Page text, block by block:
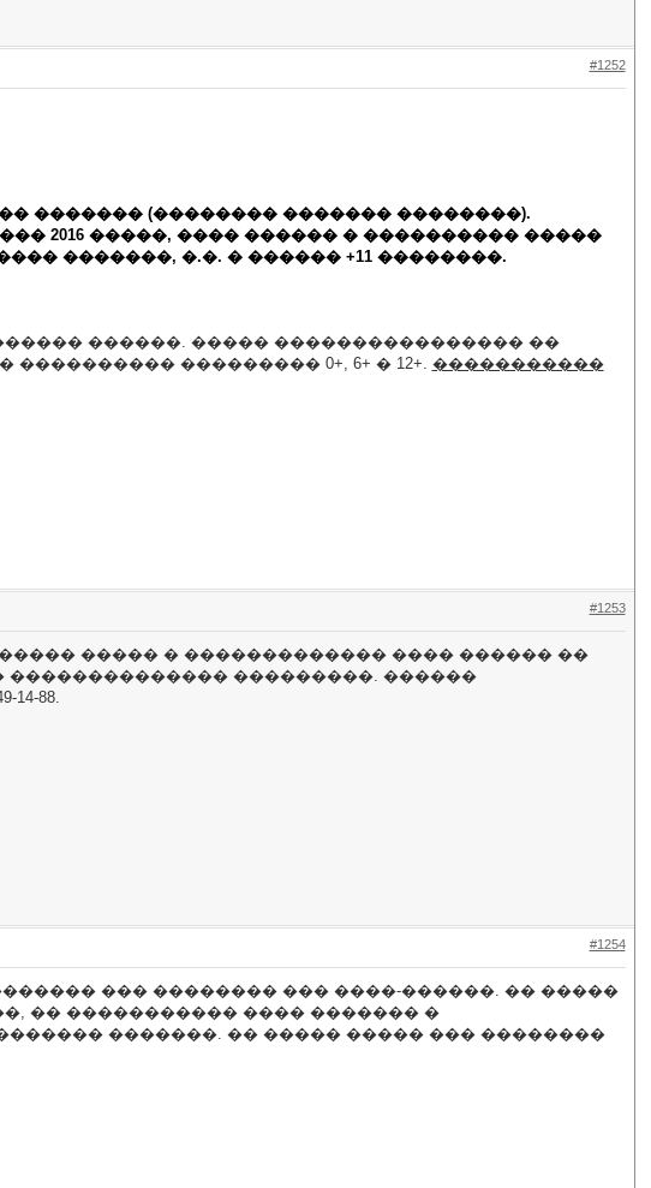
#1252
������� (�������� ������� ��������).
2016 �����, ���� ������ � ���������� �����
�������, �.�. � ������ +11 ��������.
������. ����� ���������������� ��
��������� 0+, 6+ � 12+. �����������
#1253
����� � ������������� ���� ������ ��
���������. ������
88.
#1254
��� �������� ��� ����-������. �� �����
�� ����������� ���� ������� �
�������. �� ����� ����� ��� ��������